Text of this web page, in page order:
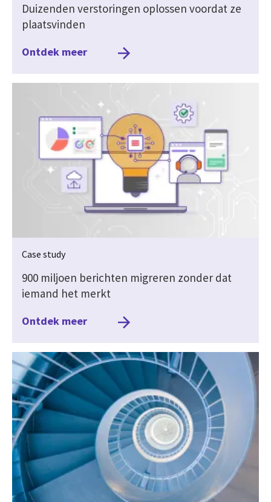
Duizenden verstoringen oplossen voordat ze
plaatsvinden
Ontdek meer
Case study
900 miljoen berichten migreren zonder dat
iemand het merkt
Ontdek meer